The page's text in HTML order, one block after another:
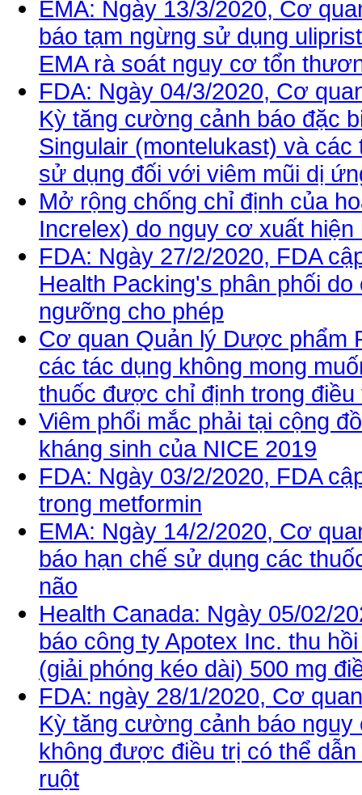
EMA: Ngày 13/3/2020, Cơ
báo tạm ngừng sử dụng
EMA rà soát nguy cơ tổn
FDA: Ngày 04/3/2020, Cơ
Kỳ tăng cường cảnh báo đặc
Singulair (montelukast) và
sử dụng đối với viêm mũi dị
Mở rộng chống chỉ định của
Increlex) do nguy cơ xuất
FDA: Ngày 27/2/2020, FDA
Health Packing's phân phối
ngưỡng cho phép
Cơ quan Quản lý Dược phẩm
các tác dụng không mong
thuốc được chỉ định trong điều
Viêm phổi mắc phải tại cộng
kháng sinh của NICE 2019
FDA: Ngày 03/2/2020, FDA
trong metformin
EMA: Ngày 14/2/2020, Cơ
báo hạn chế sử dụng các
não
Health Canada: Ngày 05/02/
báo công ty Apotex Inc. thu
(giải phóng kéo dài) 500 mg
FDA: ngày 28/1/2020, Cơ
Kỳ tăng cường cảnh báo
không được điều trị có thể
ruột